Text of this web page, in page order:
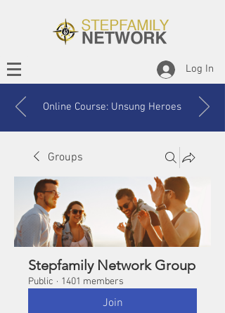
Log In
Online Course: Unsung Heroes
Groups
Stepfamily Network Group
Public · 1401 members
Join